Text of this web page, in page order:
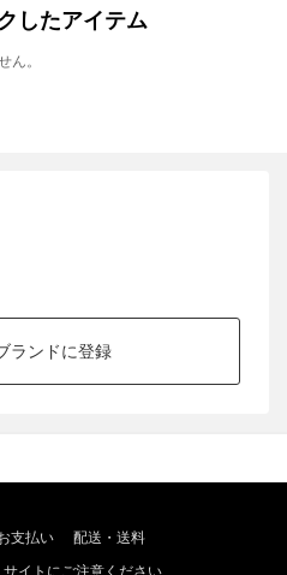
したアイテム
ん。
ランドに登録
支払い
配送・送料
イトにご注意ください